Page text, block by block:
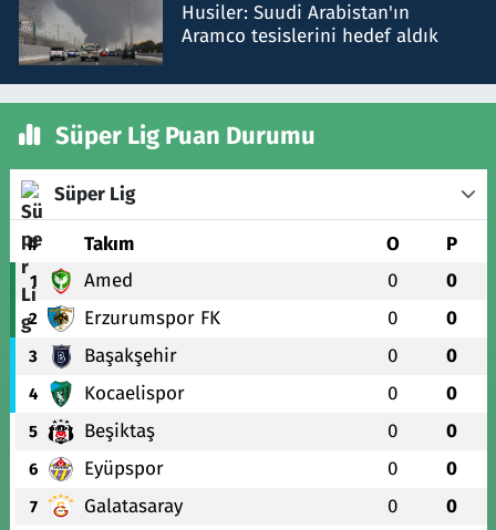
Husiler: Suudi Arabistan'ın
Aramco tesislerini hedef aldık
Süper Lig Puan Durumu
Süper Lig
# Takım O P
1 Amed 0 0
2 Erzurumspor FK 0 0
3 Başakşehir 0 0
4 Kocaelispor 0 0
5 Beşiktaş 0 0
6 Eyüpspor 0 0
7 Galatasaray 0 0